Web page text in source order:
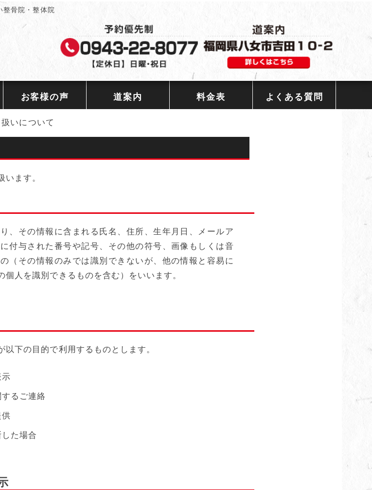
整骨院・整体院
お客様の声 道案内 料金表 よくある質問
いについて
ます。
、その情報に含まれる氏名、住所、生年月日、メールア
付与された番号や記号、その他の符号、画像もしくは音
（その情報のみでは識別できないが、他の情報と容易に
人を識別できるものを含む）をいいます。
下の目的で利用するものとします。
るご連絡
た場合